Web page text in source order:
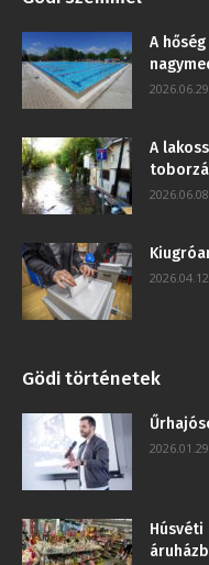
A
A
Gödi történetek